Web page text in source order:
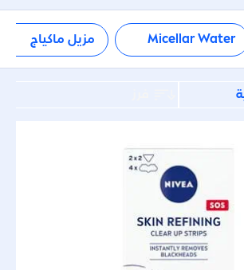
Micellar Water مزيل ماكياج
المحددة